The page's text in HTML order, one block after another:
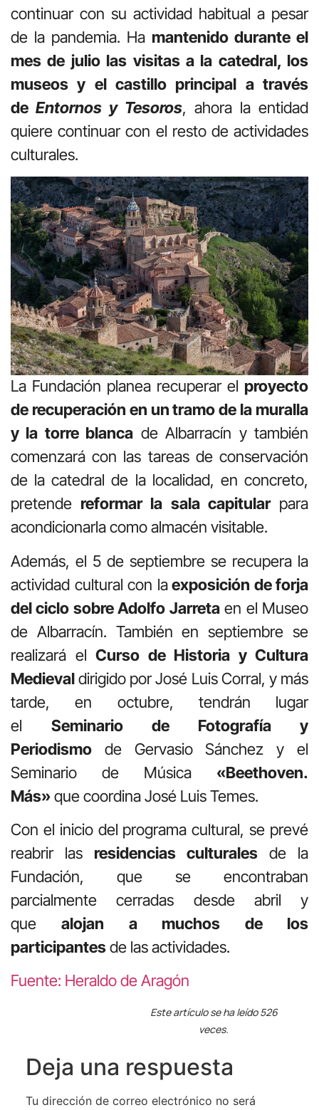
continuar con su actividad habitual a pesar
de la pandemia. Ha mantenido durante el
mes de julio las visitas a la catedral, los
museos y el castillo principal a través
de Entornos y Tesoros, ahora la entidad
quiere continuar con el resto de actividades
culturales.
La Fundación planea recuperar el proyecto
de recuperación en un tramo de la muralla
y la torre blanca de Albarracín y también
comenzará con las tareas de conservación
de la catedral de la localidad, en concreto,
pretende reformar la sala capitularpara
acondicionarla como almacén visitable.
Además, el 5 de septiembre se recupera la
actividad cultural con laexposición de forja
del ciclo sobre Adolfo Jarretaen el Museo
de Albarracín. También en septiembre se
realizará el Curso de Historia y Cultura
Medievaldirigido por José Luis Corral, y más
tarde, en octubre, tendrán lugar
el Seminario de Fotografía y
Periodismo de Gervasio Sánchez y el
Seminario de Música «Beethoven.
Más»que coordina José Luis Temes.
Con el inicio del programa cultural, se prevé
reabrir las residencias culturales de la
Fundación, que se encontraban
parcialmente cerradas desde abril y
quealojan a muchos de los
participantesde las actividades.
Fuente: Heraldo de Aragón
Este artículo se ha leído 526
veces.
Deja una respuesta
Tu dirección de correo electrónico no será